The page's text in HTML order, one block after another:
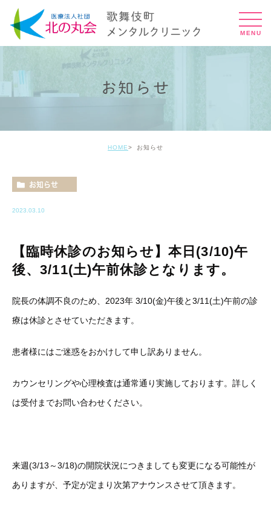
お知らせ
HOME お知らせ
お知らせ
2023.03.10
【臨時休診のお知らせ】本日(3/10)午
後、3/11(土)午前休診となります。
院長の体調不良のため、2023年 3/10(金)午後と3/11(土)午前の診
療は休診とさせていただきます。
患者様にはご迷惑をおかけして申し訳ありません。
カウンセリングや心理検査は通常通り実施しております。詳しく
は受付までお問い合わせください。
来週(3/13～3/18)の開院状況につきましても変更になる可能性が
ありますが、予定が定まり次第アナウンスさせて頂きます。